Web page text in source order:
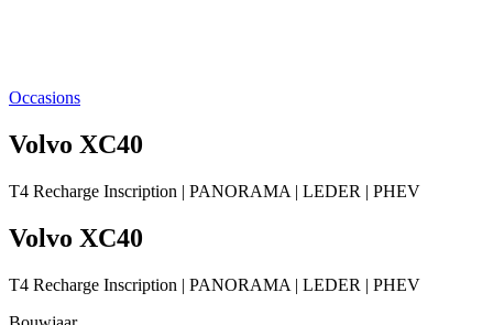
Occasions
Volvo XC40
T4 Recharge Inscription | PANORAMA | LEDER | PHEV
Volvo XC40
T4 Recharge Inscription | PANORAMA | LEDER | PHEV